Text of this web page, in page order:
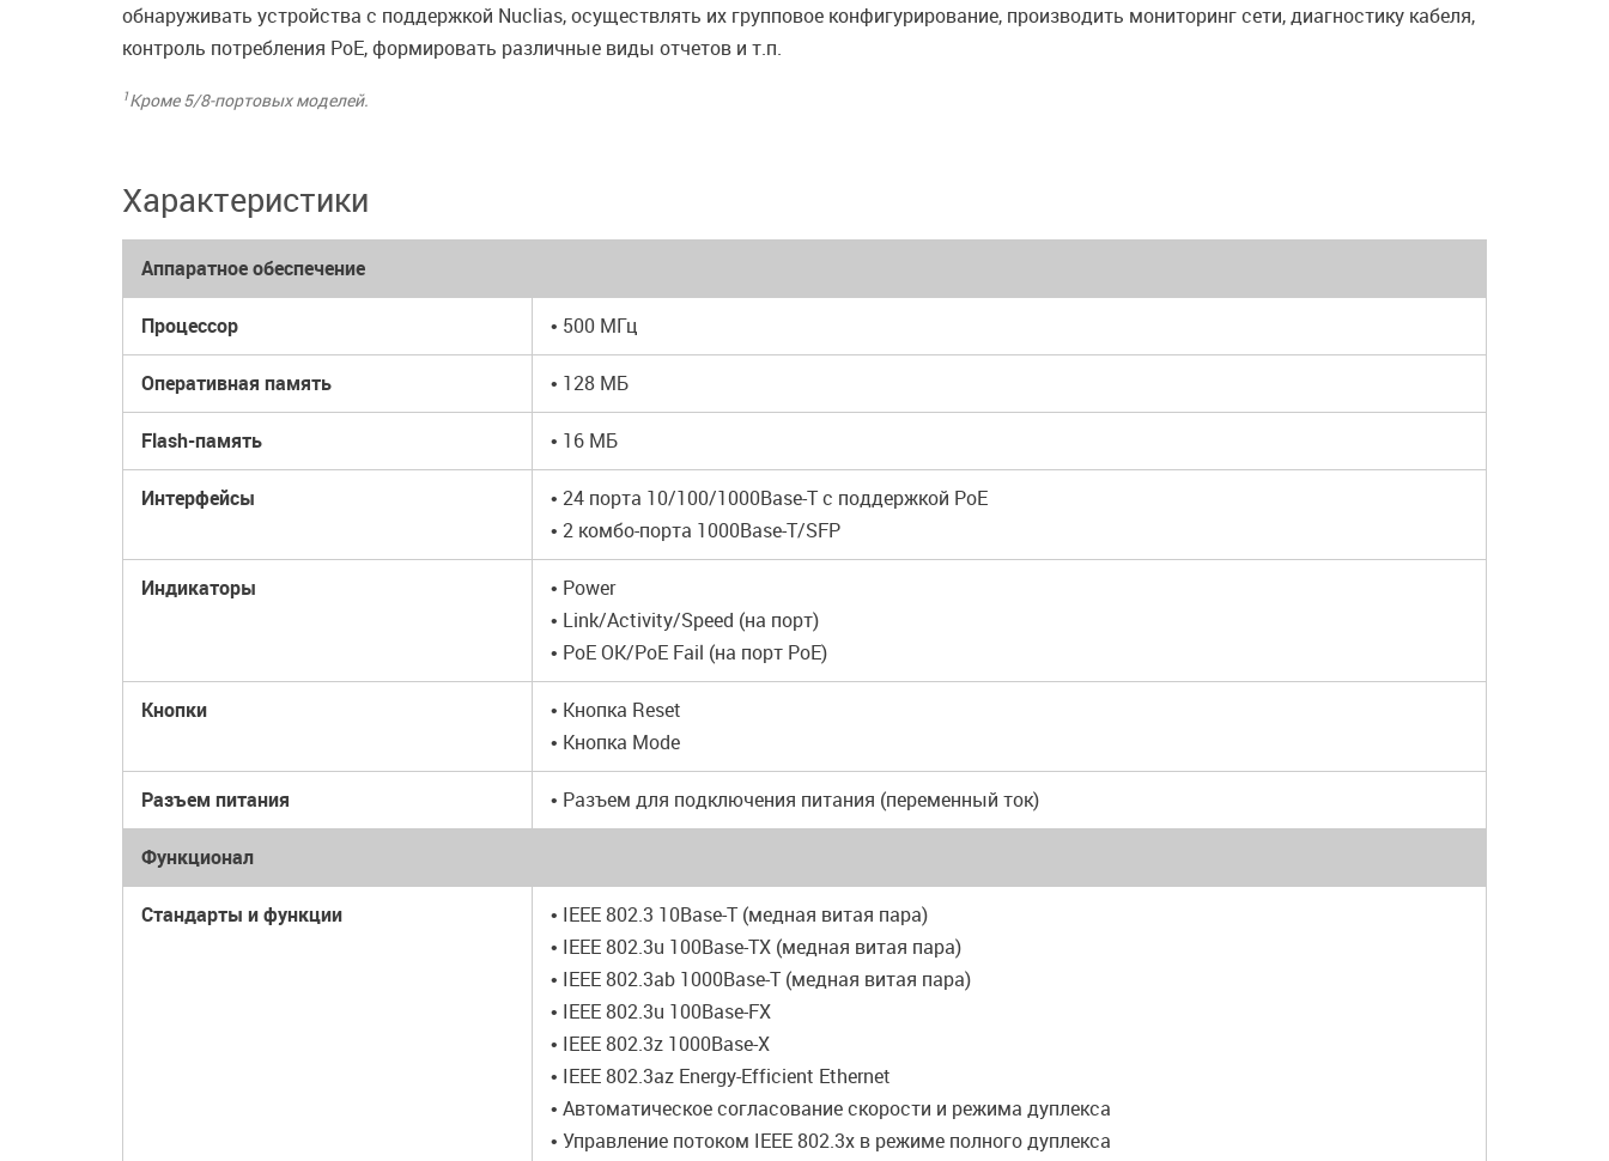
обнаруживать устройства c поддержкой Nuclias, осуществлять их групповое конфигурирование, производить мониторинг сети, диагностику кабеля,
контроль потребления PoE, формировать различные виды отчетов и т.п.
1Кроме 5/8-портовых моделей.
Характеристики
Аппаратное обеспечение
Процессор • 500 МГц
Оперативная память • 128 МБ
Flash-память • 16 МБ
Интерфейсы
• 24 порта 10/100/1000Base-T с поддержкой PoE
• 2 комбо-порта 1000Base-T/SFP
Индикаторы
• Power
• Link/Activity/Speed (на порт)
• PoE OK/PoE Fail (на порт PoE)
Кнопки
• Кнопка Reset
• Кнопка Mode
Разъем питания • Разъем для подключения питания (переменный ток)
Функционал
Стандарты и функции
• IEEE 802.3 10Base-T (медная витая пара)
• IEEE 802.3u 100Base-TX (медная витая пара)
• IEEE 802.3ab 1000Base-T (медная витая пара)
• IEEE 802.3u 100Base-FX
• IEEE 802.3z 1000Base-X
• IEEE 802.3az Energy-Efficient Ethernet
• Автоматическое согласование скорости и режима дуплекса
• Управление потоком IEEE 802.3x в режиме полного дуплекса